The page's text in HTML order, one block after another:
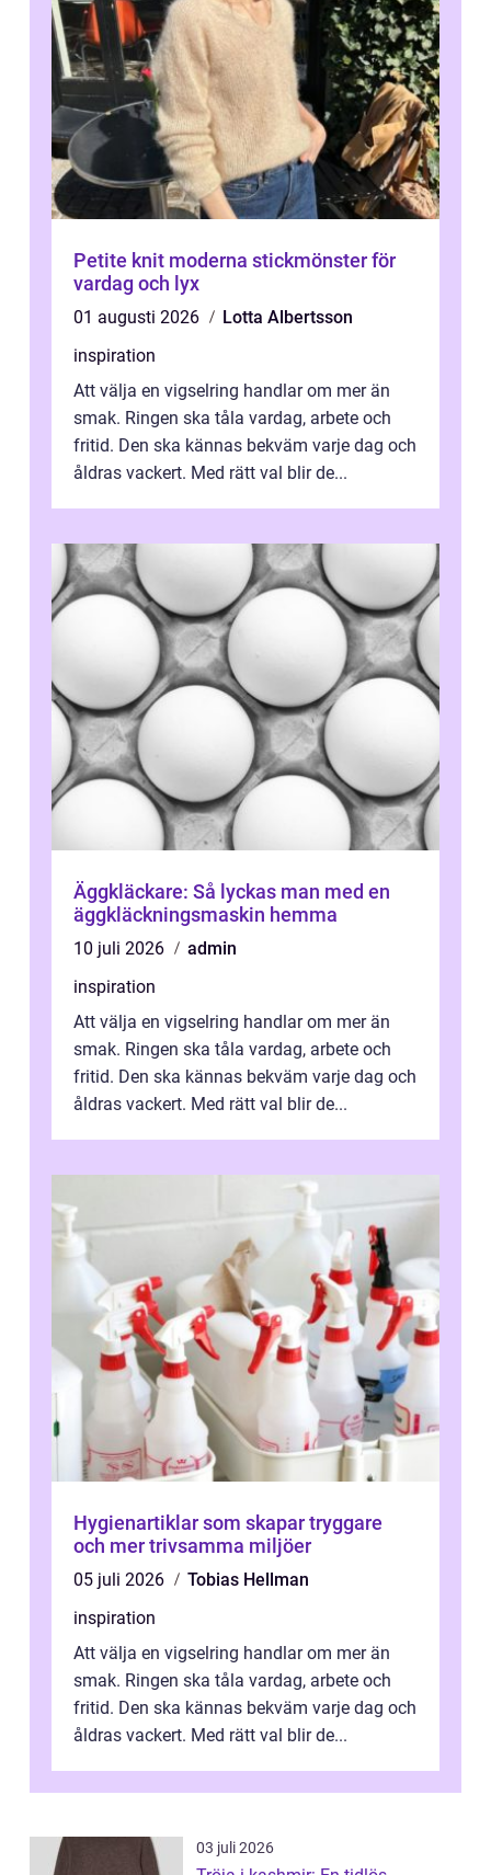
Petite knit moderna stickmönster för
vardag och lyx
01 augusti 2026
Lotta Albertsson
inspiration
Att välja en vigselring handlar om mer än
smak. Ringen ska tåla vardag, arbete och
fritid. Den ska kännas bekväm varje dag och
åldras vackert. Med rätt val blir de...
Äggkläckare: Så lyckas man med en
äggkläckningsmaskin hemma
10 juli 2026
admin
inspiration
Att välja en vigselring handlar om mer än
smak. Ringen ska tåla vardag, arbete och
fritid. Den ska kännas bekväm varje dag och
åldras vackert. Med rätt val blir de...
Hygienartiklar som skapar tryggare
och mer trivsamma miljöer
05 juli 2026
Tobias Hellman
inspiration
Att välja en vigselring handlar om mer än
smak. Ringen ska tåla vardag, arbete och
fritid. Den ska kännas bekväm varje dag och
åldras vackert. Med rätt val blir de...
03 juli 2026